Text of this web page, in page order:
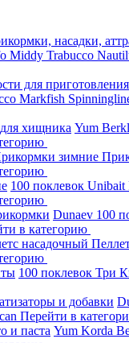
насадки,
Middy Trabucco
для
Markfish
хищника Yum
зимние
100 поклевок Unibait
Dunaev 100
в категорию
насадочный
100 поклевок Три
и добавки
Перейти в
и паста Yum Korda